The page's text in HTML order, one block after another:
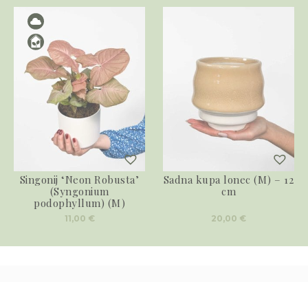
Singonij ‘Neon Robusta’
(Syngonium
podophyllum) (M)
11,00 €
Sadna kupa lonec (M) – 12
cm
20,00 €